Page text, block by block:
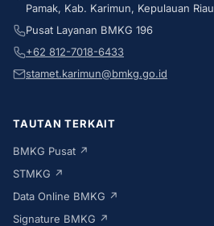
Pamak, Kab. Karimun, Kepulauan Riau
Pusat Layanan BMKG 196
+62 812-7018-6433
stamet.karimun@bmkg.go.id
TAUTAN TERKAIT
BMKG Pusat ↗
STMKG ↗
Data Online BMKG ↗
Signature BMKG ↗